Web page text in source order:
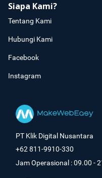
Siapa Kami?
Tentang Kami
Hubungi Kami
Facebook
Instagram
PT Klik Digital Nusantara
+62 811-9910-330
Jam Operasional : 09.00 -